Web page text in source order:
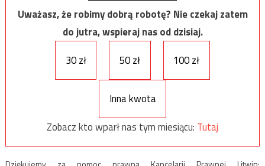
Uważasz, że robimy dobrą robotę? Nie czekaj zatem
do jutra, wspieraj nas od dzisiaj.
30 zł
50 zł 100 zł
Inna kwota
Zobacz kto wparł nas tym miesiącu: Tutaj